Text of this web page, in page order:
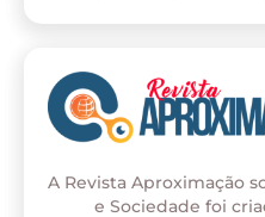
A Revista Aproximação
e Sociedade foi